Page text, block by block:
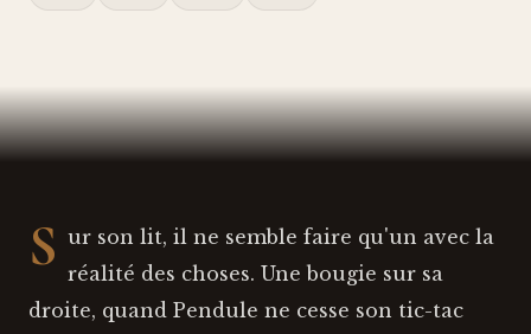
S ur son lit, il ne semble faire qu'un avec la
réalité des choses. Une bougie sur sa
droite, quand Pendule ne cesse son tic-tac